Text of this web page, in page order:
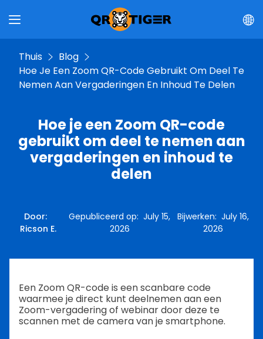
Thuis
Blog
Hoe Je Een Zoom QR-Code Gebruikt Om Deel Te
Nemen Aan Vergaderingen En Inhoud Te Delen
Hoe je een Zoom QR-code
gebruikt om deel te nemen aan
vergaderingen en inhoud te
delen
Door:
Ricson E.
Gepubliceerd op:July 15,
2026
Bijwerken:July 16,
2026
Een Zoom QR-code is een scanbare code
waarmee je direct kunt deelnemen aan een
Zoom-vergadering of webinar door deze te
scannen met de camera van je smartphone.